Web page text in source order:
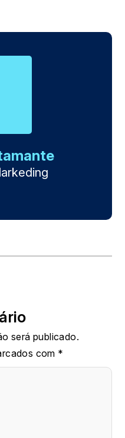
será publicado.
com *